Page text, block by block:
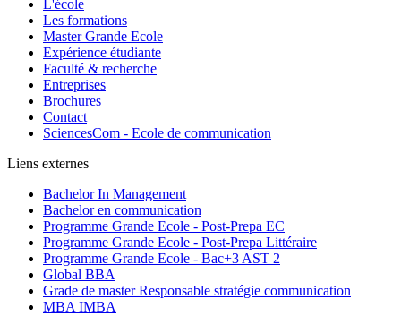
L'école
Les formations
Master Grande Ecole
Expérience étudiante
Faculté & recherche
Entreprises
Brochures
Contact
SciencesCom - Ecole de communication
Liens externes
Bachelor In Management
Bachelor en communication
Programme Grande Ecole - Post-Prepa EC
Programme Grande Ecole - Post-Prepa Littéraire
Programme Grande Ecole - Bac+3 AST 2
Global BBA
Grade de master Responsable stratégie communication
MBA IMBA